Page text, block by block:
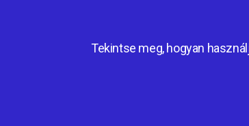
Tekintse meg, hogyan